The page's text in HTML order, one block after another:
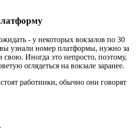
- у некоторых вокзалов по 30
узнали номер платформы, нужно за
свою. Иногда это непросто, поэтому,
оглядеться на вокзале заранее.
работники, обычно они говорят